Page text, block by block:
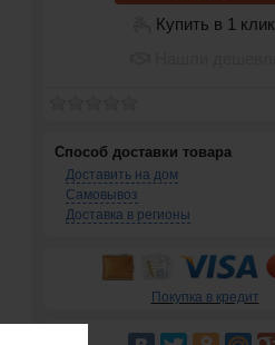
Купить в 1 клик
Способ доставки товара
Доставить на дом
Самовывоз
Доставка в регионы
Покупка в кредит